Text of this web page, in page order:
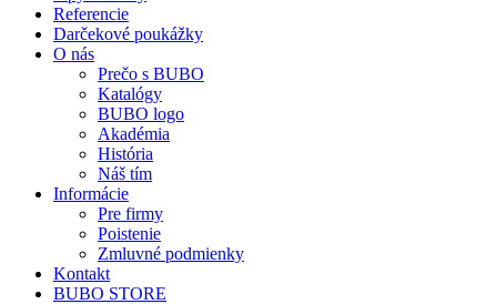
Referencie
Darčekové poukážky
O nás
Prečo s BUBO
Katalógy
BUBO logo
Akadémia
História
Náš tím
Informácie
Pre firmy
Poistenie
Zmluvné podmienky
Kontakt
BUBO STORE